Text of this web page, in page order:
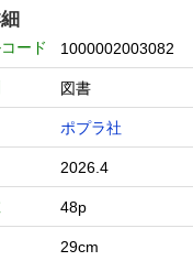
ード 1000002003082
図書
ポプラ社
2026.4
48p
29cm